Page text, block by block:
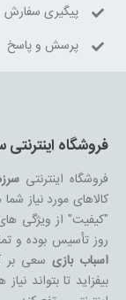
پیگیری سفارش
پرسش و پاسخ
فروشگاه
فروشگاه اینترنتی
کالاهای مورد نیاز
"کیفیت" از ویژگی
روز تأسیس بوده و
اسباب بازیسعی بر
بیفزاید تا بتواند